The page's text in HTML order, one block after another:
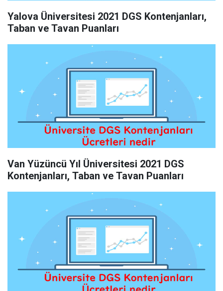
Yalova Üniversitesi 2021 DGS Kontenjanları,
Taban ve Tavan Puanları
Van Yüzüncü Yıl Üniversitesi 2021 DGS
Kontenjanları, Taban ve Tavan Puanları